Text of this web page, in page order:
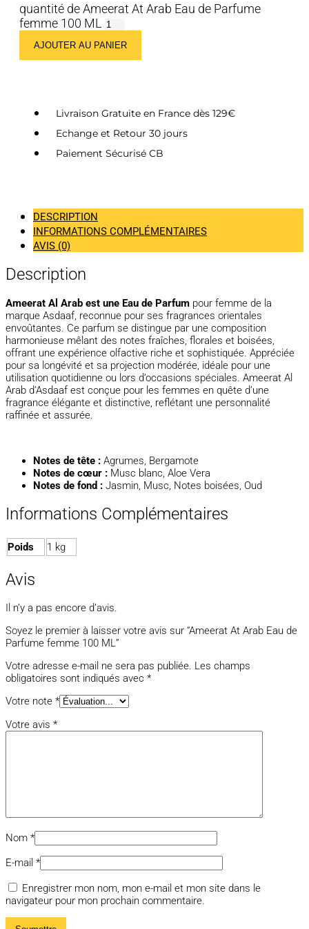
quantité de Ameerat At Arab Eau de Parfume
femme 100 ML
AJOUTER AU PANIER
Livraison Gratuite en France dès 129€
Echange et Retour 30 jours
Paiement Sécurisé CB
DESCRIPTION
INFORMATIONS COMPLÉMENTAIRES
AVIS (0)
Description
Ameerat Al Arab est une Eau de Parfum pour femme de la
marque Asdaaf, reconnue pour ses fragrances orientales
envoûtantes. Ce parfum se distingue par une composition
harmonieuse mêlant des notes fraîches, florales et boisées,
offrant une expérience olfactive riche et sophistiquée. Appréciée
pour sa longévité et sa projection modérée, idéale pour une
utilisation quotidienne ou lors d’occasions spéciales. Ameerat Al
Arab d’Asdaaf est conçue pour les femmes en quête d’une
fragrance élégante et distinctive, reflétant une personnalité
raffinée et assurée.
Notes de tête : Agrumes, Bergamote
Notes de cœur : Musc blanc, Aloe Vera
Notes de fond : Jasmin, Musc, Notes boisées, Oud
Informations Complémentaires
Poids 1 kg
Avis
Il n’y a pas encore d’avis.
Soyez le premier à laisser votre avis sur “Ameerat At Arab Eau de
Parfume femme 100 ML”
Votre adresse e-mail ne sera pas publiée. Les champs
obligatoires sont indiqués avec *
Votre note *
Votre avis *
Nom *
E-mail *
Enregistrer mon nom, mon e-mail et mon site dans le
navigateur pour mon prochain commentaire.